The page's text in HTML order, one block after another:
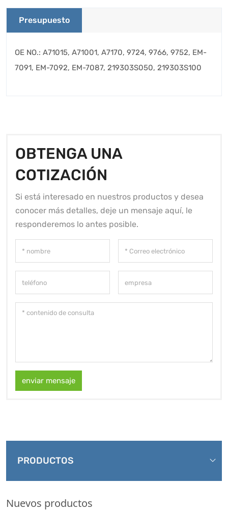
Presupuesto
OE NO.: A71015, A71001, A7170, 9724, 9766, 9752, EM-
7091, EM-7092, EM-7087, 219303S050, 219303S100
OBTENGA UNA
COTIZACIÓN
Si está interesado en nuestros productos y desea
conocer más detalles, deje un mensaje aquí, le
responderemos lo antes posible.
enviar mensaje
PRODUCTOS
Nuevos productos